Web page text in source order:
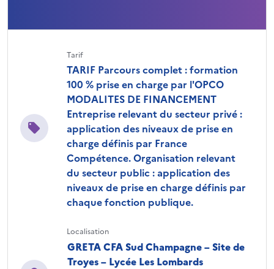
Tarif
TARIF Parcours complet : formation
100 % prise en charge par l'OPCO
MODALITES DE FINANCEMENT
Entreprise relevant du secteur privé :
application des niveaux de prise en
charge définis par France
Compétence. Organisation relevant
du secteur public : application des
niveaux de prise en charge définis par
chaque fonction publique.
Localisation
GRETA CFA Sud Champagne – Site de
Troyes – Lycée Les Lombards